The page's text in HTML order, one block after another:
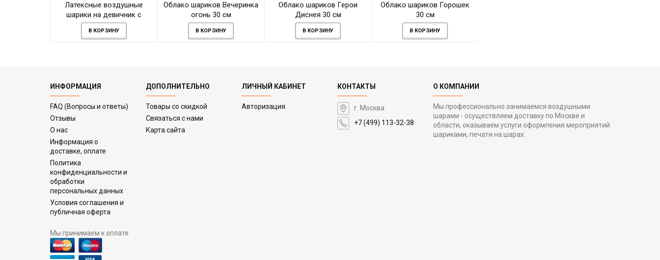
Латексные воздушные
шарики на девичник с
гелием
В КОРЗИНУ
Облако шариков Вечеринка
огонь 30 см
В КОРЗИНУ
Облако шариков Герои
Диснея 30 см
В КОРЗИНУ
Облако шариков Горошек
30 см
В КОРЗИНУ
ИНФОРМАЦИЯ
FAQ (Вопросы и ответы)
Отзывы
О нас
Информация о
доставке, оплате
Политика
конфиденциальности и
обработки
персональных данных
Условия соглашения и
публичная оферта
Мы принимаем к оплате
ДОПОЛНИТЕЛЬНО
Товары со скидкой
Связаться с нами
Карта сайта
ЛИЧНЫЙ КАБИНЕТ
Авторизация
КОНТАКТЫ
г. Москва
+7 (499) 113-32-38
О КОМПАНИИ
Мы профессионально занимаемся воздушными
шарами - осуществляем доставку по Москве и
области, оказываем услуги оформления мероприятий
шариками, печати на шарах.